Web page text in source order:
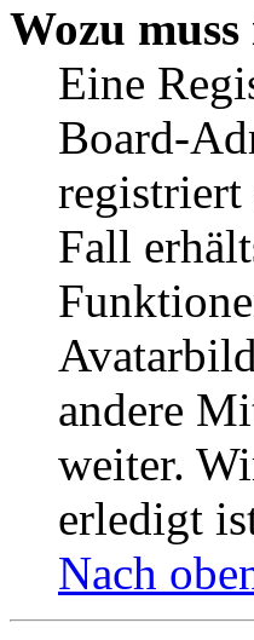
Wozu
Eine
Board-
registriert
Fall
andere
weiter.
erledigt
Nach